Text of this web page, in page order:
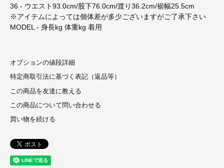
36 - ウエスト93.0cm/股下76.0cm/渡り36.2cm/裾幅25.5cm
※アイテムによっては個体差が多少ございますがご了承下さい
MODEL - 身長kg 体重kg 着用
オプションの値段詳細
特定商取引法に基づく表記（返品等）
この商品を友達に教える
この商品について問い合わせる
買い物を続ける